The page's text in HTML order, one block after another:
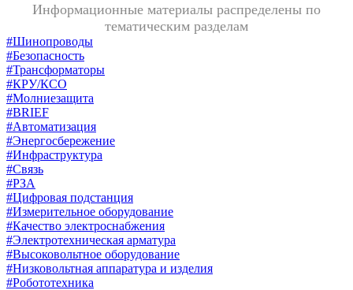
Информационные материалы распределены по
тематическим разделам
#Шинопроводы
#Безопасность
#Трансформаторы
#КРУ/КСО
#Молниезащита
#BRIEF
#Автоматизация
#Энергосбережение
#Инфраструктура
#Связь
#РЗА
#Цифровая подстанция
#Измерительное оборудование
#Качество электроснабжения
#Электротехническая арматура
#Высоковольтное оборудование
#Низковольтная аппаратура и изделия
#Робототехника